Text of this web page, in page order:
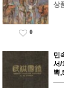
상
0
민
서/
뽁